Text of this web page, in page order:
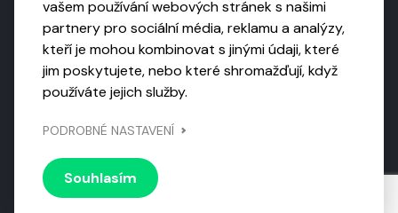
Toto dílo podléhá licenci CC BY-NC-ND
Uveďte původ, neužívejte komerčně, nezpracovávejte.
Národní knihovnou ČR
© 2026 Visiongame. Všechna práva vyhrazena.
ochrany soukromí
vašem používání webových stránek s našimi
partnery pro sociální média, reklamu a analýzy,
kteří je mohou kombinovat s jinými údaji, které
jim poskytujete, nebo které shromažďují, když
používáte jejich služby.
PODROBNÉ NASTAVENÍ
Souhlasím